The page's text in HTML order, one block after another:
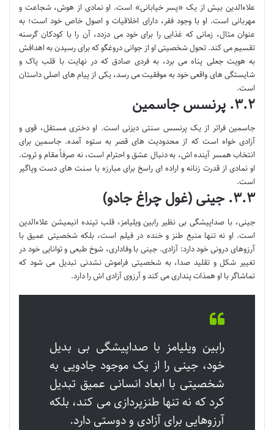
علاءالدین بیش از یک «پسر خیابانی» است. او نمادی از هوش، شجاعت و
مهربانی است. او با وجود فقر، دارای اخلاقیات و اصول خاص خود است؛ به
عنوان مثال، زمانی که غذایی را برای خود می دزدد، آن را با کودکان گرسنه
تقسیم می کند. تحول شخصیتی او از جوانی دروغگو که برای رسیدن به اهدافش
به هویت جعلی پناه می برد، به فردی صادق که در نهایت با قلب پاک و
شایستگی های واقعی خود به موفقیت می رسد، یکی از پیام های اصلی داستان
است.
۳.۲. پرنسس جاسمین
جاسمین فراتر از یک پرنسس سنتی دیزنی است. او دختری مستقل، قوی و
آزادی خواه است که از محدودیت های قصر به ستوه آمده. جاسمین برای
انتخاب همسر آینده اش، به دنبال عشق و احترام است، نه صرفاً مقام و ثروت.
او نمادی از قدرت زنانه و اراده ای راسخ برای مبارزه با سنت های دست وپاگیر
است.
۳.۳. جینی (غول چراغ جادو)
جینی، با صداپیشگی بی نظیر رابین ویلیامز، قلب تپنده انیمیشن علاءالدین
است. او نه تنها منبع طنز و خنده در فیلم است، بلکه شخصیتی عمیق با
آرزوهای درونی خود دارد: آزادی. جینی با وفاداری، شوخ طبعی و توانایی خود در
تغییر شکل و تقلید صدا، به شخصیتی فراموش نشدنی تبدیل می شود که
تماشاگر با او همذات پنداری می کند و آرزوی آزادی اش را دارد.
رابین ویلیامز با صداپیشگی بی بدیل
خود، جینی را از یک موجود جادویی به
شخصیتی با ابعاد انسانی عمیق تبدیل
کرد که نه تنها طنزپردازی می کند، بلکه
آرزوهایی برای آزادی و دوستی دارد.